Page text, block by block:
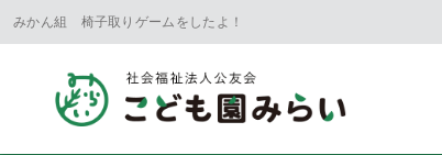
みかん組 椅子取りゲームをしたよ！